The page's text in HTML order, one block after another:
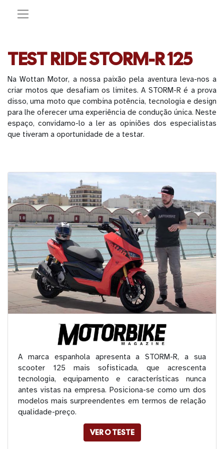
TEST RIDE STORM-R 125
Na Wottan Motor, a nossa paixão pela aventura leva-nos a
criar motos que desafiam os limites. A STORM-R é a prova
disso, uma moto que combina potência, tecnologia e design
para lhe oferecer uma experiência de condução única. Neste
espaço, convidamo-lo a ler as opiniões dos especialistas
que tiveram a oportunidade de a testar.
A marca espanhola apresenta a STORM-R, a sua
scooter 125 mais sofisticada, que acrescenta
tecnologia, equipamento e características nunca
antes vistas na empresa. Posiciona-se como um dos
modelos mais surpreendentes em termos de relação
qualidade-preço.​
VER O TESTE